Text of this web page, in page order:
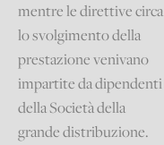
mentre le direttive circa
lo svolgimento della
prestazione venivano
impartite da dipendenti
della Società della
grande distribuzione.